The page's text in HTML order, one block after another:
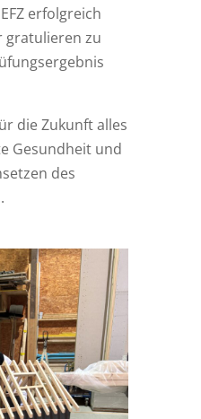
erfolgreich
gratulieren zu
die Zukunft alles
Gesundheit und
des